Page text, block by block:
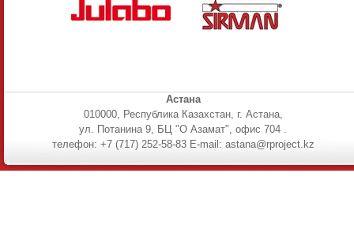
Астана
010000, Республика Казахстан, г. Астана,
ул. Потанина 9, БЦ "О Азамат", офис 704 .
телефон: +7 (717) 252-58-83 E-mail: astana@rproject.kz